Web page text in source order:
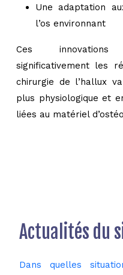
Une adaptation
l’os environnant
Ces
significativement les
chirurgie de l’hallux
plus physiologique et
liées au matériel
Actualités du
Dans quelles